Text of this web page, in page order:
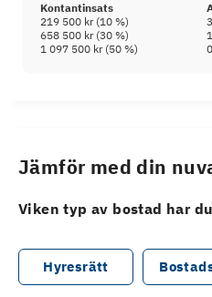
Kontantinsats
219 500 kr(10 %)
658 500 kr(30 %)
1 097 500 kr(50 %)
Jämför med din
Viken typ av bostad har
Hyresrätt